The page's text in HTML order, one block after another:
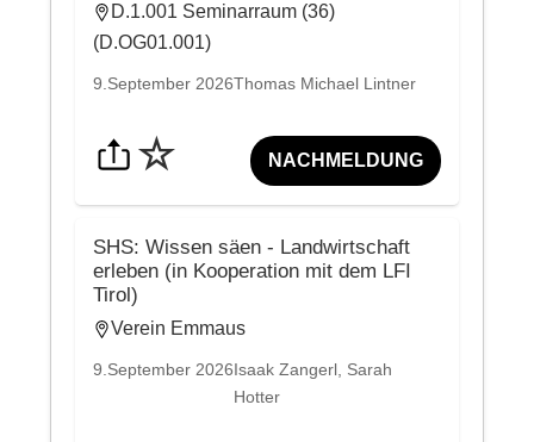
D.1.001 Seminarraum (36)
(D.OG01.001)
9.September 2026Thomas Michael Lintner
☆ NACHMELDUNG
SHS: Wissen säen - Landwirtschaft
erleben (in Kooperation mit dem LFI
Tirol)
Verein Emmaus
9.September 2026Isaak Zangerl, Sarah
Hotter